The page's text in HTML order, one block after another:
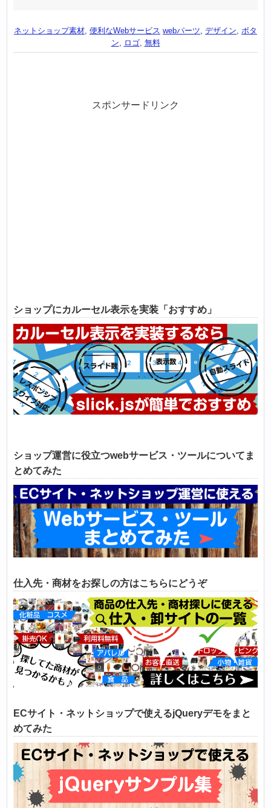
ネットショップ素材, 便利なWebサービス webパーツ, デザイン, ボタ
ン, ロゴ, 無料
スポンサードリンク
ショップにカルーセル表示を実装「おすすめ」
ショップ運営に役立つwebサービス・ツールについてま
とめてみた
仕入先・商材をお探しの方はこちらにどうぞ
ECサイト・ネットショップで使えるjQueryデモをまと
めてみた